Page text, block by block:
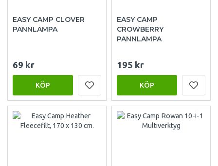
EASY CAMP CLOVER
PANNLAMPA
69 kr
KÖP
EASY CAMP
CROWBERRY
PANNLAMPA
195 kr
KÖP